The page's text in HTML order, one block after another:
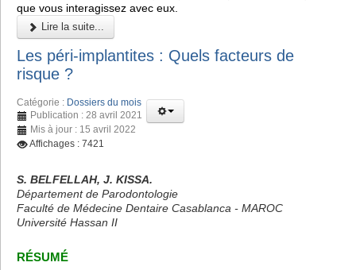
que vous interagissez avec eux.
Lire la suite...
Les péri-implantites : Quels facteurs de
risque ?
Catégorie : Dossiers du mois
Publication : 28 avril 2021
Mis à jour : 15 avril 2022
Affichages : 7421
S. BELFELLAH, J. KISSA.
Département de Parodontologie
Faculté de Médecine Dentaire Casablanca - MAROC
Université Hassan II
RÉSUMÉ